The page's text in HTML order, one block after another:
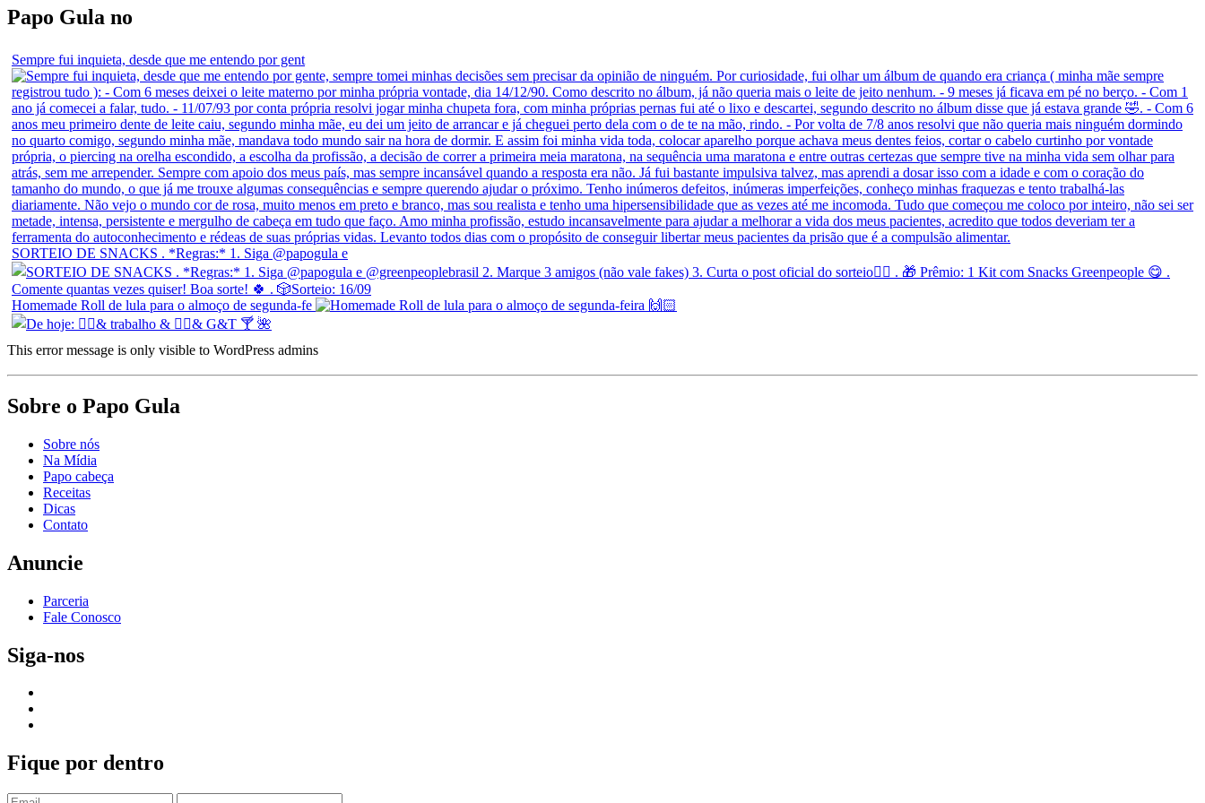
Papo Gula no
Sempre fui inquieta, desde que me entendo por gent
SORTEIO DE SNACKS . *Regras:* 1. Siga @papogula e
Homemade Roll de lula para o almoço de segunda-fe
This error message is only visible to WordPress admins
Sobre o Papo Gula
Sobre nós
Na Mídia
Papo cabeça
Receitas
Dicas
Contato
Anuncie
Parceria
Fale Conosco
Siga-nos
Fique por dentro